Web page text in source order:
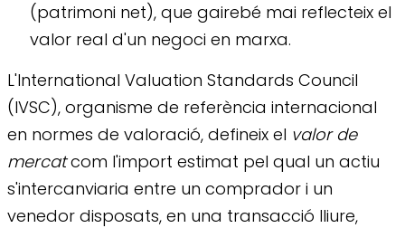
(patrimoni net), que gairebé mai reflecteix el
valor real d'un negoci en marxa.
L'International Valuation Standards Council
(IVSC), organisme de referència internacional
en normes de valoració, defineix el valor de
mercatcom l'import estimat pel qual un actiu
s'intercanviaria entre un comprador i un
venedor disposats, en una transacció lliure,